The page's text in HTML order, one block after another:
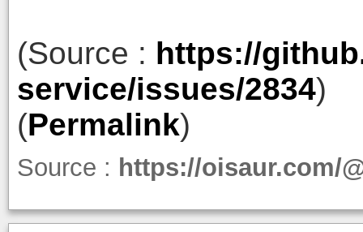
(Source : https://
service/issues/2834)
(Permalink)
Source : https://oisaur.com/